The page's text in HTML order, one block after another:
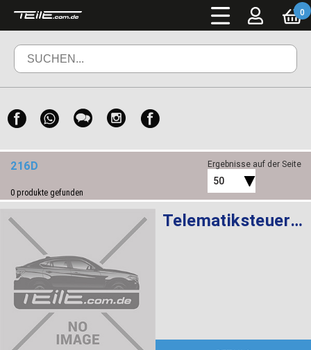
0
216D
0 produkte gefunden
Ergebnisse auf der Seite
50
Telematiksteuergerät ATM ROW 4G